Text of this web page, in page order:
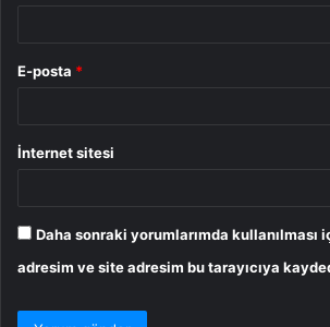
E-posta *
İnternet sitesi
Daha sonraki yorumlarımda kullanılması
adresim ve site adresim bu tarayıcıya